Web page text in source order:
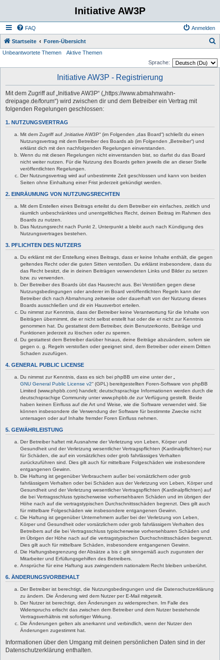
Initiative AW3P
FAQ Anmelden
Startseite Foren-Übersicht
Unbeantwortete Themen
Aktive Themen
Sprache:
Initiative AW3P - Registrierung
Mit dem Zugriff auf „Initiative AW3P“ („https://www.abmahnwahn-
dreipage.de/forum“) wird zwischen dir und dem Betreiber ein Vertrag mit
folgenden Regelungen geschlossen:
1. NUTZUNGSVERTRAG
Mit dem Zugriff auf „Initiative AW3P“ (im Folgenden „das Board“) schließt du einen
Nutzungsvertrag mit dem Betreiber des Boards ab (im Folgenden „Betreiber“) und
erklärst dich mit den nachfolgenden Regelungen einverstanden.
Wenn du mit diesen Regelungen nicht einverstanden bist, so darfst du das Board
nicht weiter nutzen. Für die Nutzung des Boards gelten jeweils die an dieser Stelle
veröffentlichten Regelungen.
Der Nutzungsvertrag wird auf unbestimmte Zeit geschlossen und kann von beiden
Seiten ohne Einhaltung einer Frist jederzeit gekündigt werden.
2. EINRÄUMUNG VON NUTZUNGSRECHTEN
Mit dem Erstellen eines Beitrags erteilst du dem Betreiber ein einfaches, zeitlich und
räumlich unbeschränktes und unentgeltliches Recht, deinen Beitrag im Rahmen des
Boards zu nutzen.
Das Nutzungsrecht nach Punkt 2, Unterpunkt a bleibt auch nach Kündigung des
Nutzungsvertrages bestehen.
3. PFLICHTEN DES NUTZERS
Du erklärst mit der Erstellung eines Beitrags, dass er keine Inhalte enthält, die gegen
geltendes Recht oder die guten Sitten verstoßen. Du erklärst insbesondere, dass du
das Recht besitzt, die in deinen Beiträgen verwendeten Links und Bilder zu setzen
bzw. zu verwenden.
Der Betreiber des Boards übt das Hausrecht aus. Bei Verstößen gegen diese
Nutzungsbedingungen oder anderer im Board veröffentlichten Regeln kann der
Betreiber dich nach Abmahnung zeitweise oder dauerhaft von der Nutzung dieses
Boards ausschließen und dir ein Hausverbot erteilen.
Du nimmst zur Kenntnis, dass der Betreiber keine Verantwortung für die Inhalte von
Beiträgen übernimmt, die er nicht selbst erstellt hat oder die er nicht zur Kenntnis
genommen hat. Du gestattest dem Betreiber, dein Benutzerkonto, Beiträge und
Funktionen jederzeit zu löschen oder zu sperren.
Du gestattest dem Betreiber darüber hinaus, deine Beiträge abzuändern, sofern sie
gegen o. g. Regeln verstoßen oder geeignet sind, dem Betreiber oder einem Dritten
Schaden zuzufügen.
4. GENERAL PUBLIC LICENSE
Du nimmst zur Kenntnis, dass es sich bei phpBB um eine unter der „
GNU General Public License v2“ (GPL) bereitgestellten Foren-Software von phpBB
Limited (www.phpbb.com) handelt; deutschsprachige Informationen werden durch die
deutschsprachige Community unter www.phpbb.de zur Verfügung gestellt. Beide
haben keinen Einfluss auf die Art und Weise, wie die Software verwendet wird. Sie
können insbesondere die Verwendung der Software für bestimmte Zwecke nicht
untersagen oder auf Inhalte fremder Foren Einfluss nehmen.
5. GEWÄHRLEISTUNG
Der Betreiber haftet mit Ausnahme der Verletzung von Leben, Körper und
Gesundheit und der Verletzung wesentlicher Vertragspflichten (Kardinalpflichten) nur
für Schäden, die auf ein vorsätzliches oder grob fahrlässiges Verhalten
zurückzuführen sind. Dies gilt auch für mittelbare Folgeschäden wie insbesondere
entgangenen Gewinn.
Die Haftung ist gegenüber Verbrauchern außer bei vorsätzlichem oder grob
fahrlässigem Verhalten oder bei Schäden aus der Verletzung von Leben, Körper und
Gesundheit und der Verletzung wesentlicher Vertragspflichten (Kardinalpflichten) auf
die bei Vertragsschluss typischerweise vorhersehbaren Schäden und im übrigen der
Höhe nach auf die vertragstypischen Durchschnittsschäden begrenzt. Dies gilt auch
für mittelbare Folgeschäden wie insbesondere entgangenen Gewinn.
Die Haftung ist gegenüber Unternehmern außer bei der Verletzung von Leben,
Körper und Gesundheit oder vorsätzlichem oder grob fahrlässigem Verhalten des
Betreibers auf die bei Vertragsschluss typischerweise vorhersehbaren Schäden und
im Übrigen der Höhe nach auf die vertragstypischen Durchschnittsschäden begrenzt.
Dies gilt auch für mittelbare Schäden, insbesondere entgangenen Gewinn.
Die Haftungsbegrenzung der Absätze a bis c gilt sinngemäß auch zugunsten der
Mitarbeiter und Erfüllungsgehilfen des Betreibers.
Ansprüche für eine Haftung aus zwingendem nationalem Recht bleiben unberührt.
6. ÄNDERUNGSVORBEHALT
Der Betreiber ist berechtigt, die Nutzungsbedingungen und die Datenschutzerklärung
zu ändern. Die Änderung wird dem Nutzer per E-Mail mitgeteilt.
Der Nutzer ist berechtigt, den Änderungen zu widersprechen. Im Falle des
Widerspruchs erlischt das zwischen dem Betreiber und dem Nutzer bestehende
Vertragsverhältnis mit sofortiger Wirkung.
Die Änderungen gelten als anerkannt und verbindlich, wenn der Nutzer den
Änderungen zugestimmt hat.
Informationen über den Umgang mit deinen persönlichen Daten sind in der
Datenschutzerklärung enthalten.